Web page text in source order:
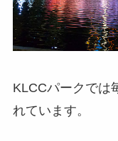
KLCCパークでは
れています。